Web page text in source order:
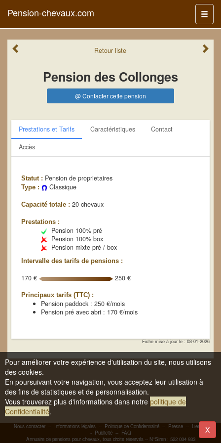
Menu
Pension-chevaux.com
Retourliste
Pension des Collonges
@ Contacter cette pension
Prestations et Tarifs Caractéristiques
Contact
Accès
Statut : Pension de proprietaires
Type : Classique
Capacité totale : 20 chevaux
Prestations :
Pension 100% pré
Pension 100% box
Pension mixte pré / box
Intervalle des tarifs de pensions :
170 € 250 €
Principaux tarifs (TTC) :
Pension paddock : 250 €/mois
Pension pré avec abri : 170 €/mois
Fiche mise à jour le : 03-01-2026
Nous contacter -- Informations légales -- Politique de Confidentialité -- Presse -- Liens
-
- Publicité-- FAQ
Annuaire de pensions pour chevaux, tous droits réservés -- N°Siren : 522 034 933
Pour améliorer votre expérience d'utilisation du site, nous utilisons
des cookies.
En poursuivant votre navigation, vous acceptez leur utilisation à
des fins de statistiques et de personnalisation.
Vous trouverez plus d'informations dans notre politique de
Confidentialité.
X